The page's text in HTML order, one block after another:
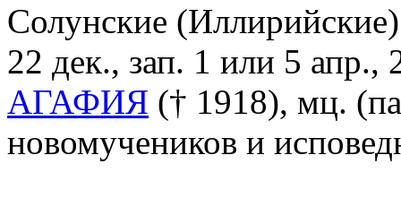
Солунские
22 дек., зап. 1 или 5 апр.,
АГАФИЯ († 1918), мц.
новомучеников и